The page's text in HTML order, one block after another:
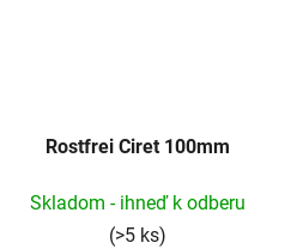
Rostfrei Ciret 100mm
Skladom - ihneď k odberu
(>5 ks)